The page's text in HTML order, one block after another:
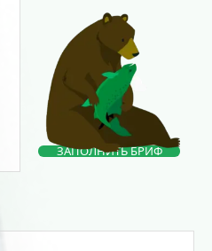
ЗАПОЛНИТЬ БРИФ